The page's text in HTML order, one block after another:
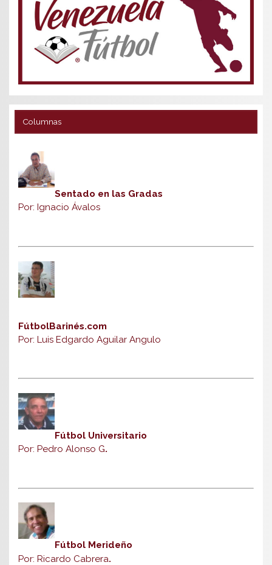
Columnas
Sentado en las Gradas
Por: Ignacio Ávalos
FútbolBarinés.com
Por: Luis Edgardo Aguilar Angulo
Fútbol Universitario
Por: Pedro Alonso G.
Fútbol Merideño
Por: Ricardo Cabrera.